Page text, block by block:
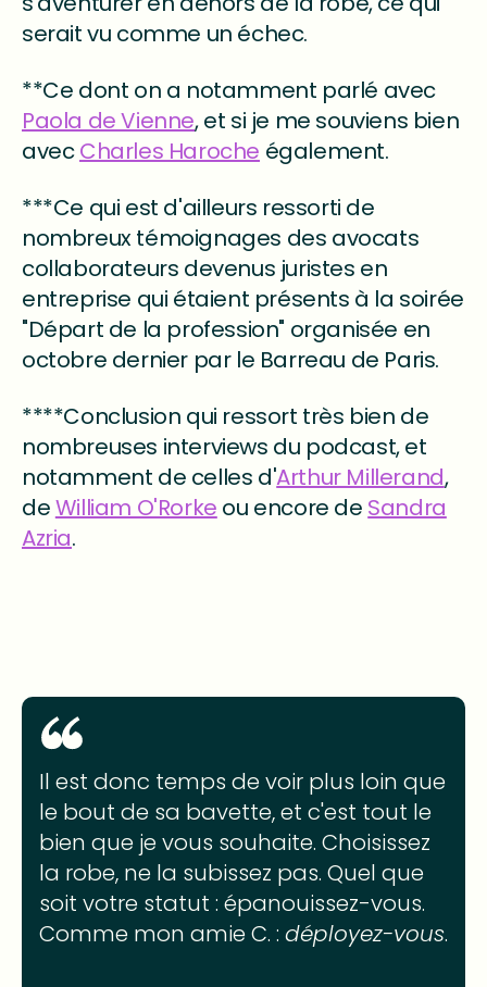
serait vu comme un échec.
**Ce dont on a notamment parlé avec
Paola de Vienne, et si je me souviens bien
avecCharles Haroche également.
***Ce qui est d'ailleurs ressorti de
nombreux témoignages des avocats
collaborateurs devenus juristes en
entreprise qui étaient présents à la soirée
"Départ de la profession" organisée en
octobre dernier par le Barreau de Paris.
****Conclusion qui ressort très bien de
nombreuses interviews du podcast, et
notamment de celles d'Arthur Millerand,
deWilliam O'Rorke ou encore de Sandra
Azria.
Il est donc temps de voir plus loin que
le bout de sa bavette, et c'est tout le
bien que je vous souhaite. Choisissez
la robe, ne la subissez pas. Quel que
soit votre statut : épanouissez-vous.
Comme mon amie C. : déployez-vous.